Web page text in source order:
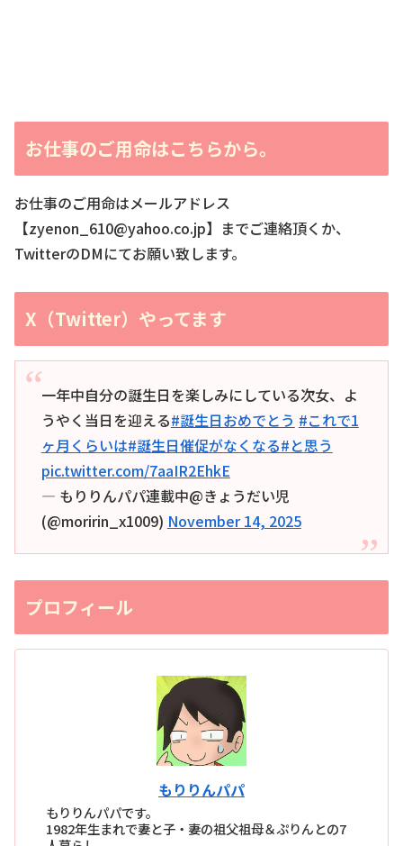
お仕事のご用命はこちらから。
お仕事のご用命はメールアドレス
【zyenon_610@yahoo.co.jp】までご連絡頂くか、
TwitterのDMにてお願い致します。
X（Twitter）やってます
一年中自分の誕生日を楽しみにしている次女、よ
うやく当日を迎える#誕生日おめでとう #これで1
ヶ月くらいは#誕生日催促がなくなる#と思う
pic.twitter.com/7aaIR2EhkE
— もりりんパパ連載中@きょうだい児
(@moririn_x1009) November 14, 2025
プロフィール
もりりんパパ
もりりんパパです。
1982年生まれで妻と子・妻の祖父祖母＆ぷりんとの7